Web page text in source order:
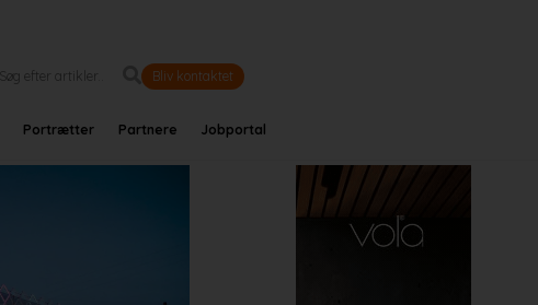
Bliv kontaktet
Portrætter Partnere Jobportal